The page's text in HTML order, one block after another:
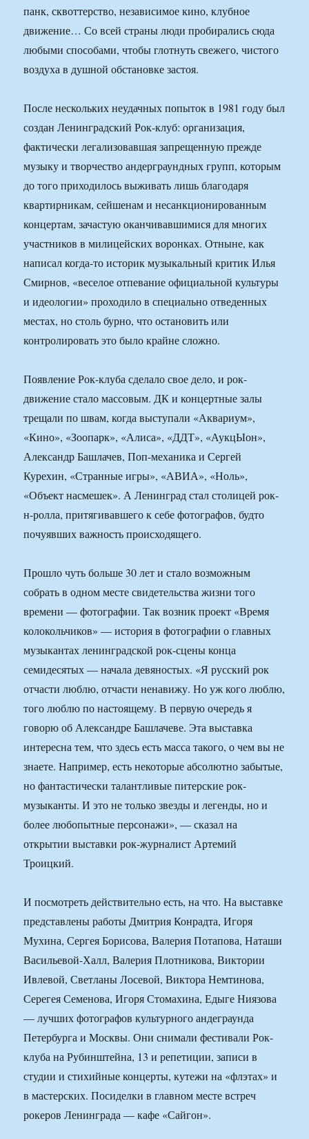
панк, сквоттерство, независимое кино, клубное
движение… Со всей страны люди пробирались сюда
любыми способами, чтобы глотнуть свежего, чистого
воздуха в душной обстановке застоя.
После нескольких неудачных попыток в 1981 году был
создан Ленинградский Рок-клуб: организация,
фактически легализовавшая запрещенную прежде
музыку и творчество андерграундных групп, которым
до того приходилось выживать лишь благодаря
квартирникам, сейшенам и несанкционированным
концертам, зачастую оканчивавшимися для многих
участников в милицейских воронках. Отныне, как
написал когда-то историк музыкальный критик Илья
Смирнов, «веселое отпевание официальной культуры
и идеологии» проходило в специально отведенных
местах, но столь бурно, что остановить или
контролировать это было крайне сложно.
Появление Рок-клуба сделало свое дело, и рок-
движение стало массовым. ДК и концертные залы
трещали по швам, когда выступали «Аквариум»,
«Кино», «Зоопарк», «Алиса», «ДДТ», «АукцЫон»,
Александр Башлачев, Поп-механика и Сергей
Курехин, «Странные игры», «АВИА», «Ноль»,
«Объект насмешек». А Ленинград стал столицей рок-
н-ролла, притягивавшего к себе фотографов, будто
почуявших важность происходящего.
Прошло чуть больше 30 лет и стало возможным
собрать в одном месте свидетельства жизни того
времени — фотографии. Так возник проект «Время
колокольчиков» — история в фотографии о главных
музыкантах ленинградской рок-сцены конца
семидесятых — начала девяностых. «Я русский рок
отчасти люблю, отчасти ненавижу. Но уж кого люблю,
того люблю по настоящему. В первую очередь я
говорю об Александре Башлачеве. Эта выставка
интересна тем, что здесь есть масса такого, о чем вы не
знаете. Например, есть некоторые абсолютно забытые,
но фантастически талантливые питерские рок-
музыканты. И это не только звезды и легенды, но и
более любопытные персонажи», — сказал на
открытии выставки рок-журналист Артемий
Троицкий.
И посмотреть действительно есть, на что. На выставке
представлены работы Дмитрия Конрадта, Игоря
Мухина, Сергея Борисова, Валерия Потапова, Наташи
Васильевой-Халл, Валерия Плотникова, Виктории
Ивлевой, Светланы Лосевой, Виктора Немтинова,
Серегея Семенова, Игоря Стомахина, Едыге Ниязова
— лучших фотографов культурного андеграунда
Петербурга и Москвы. Они снимали фестивали Рок-
клуба на Рубинштейна, 13 и репетиции, записи в
студии и стихийные концерты, кутежи на «флэтах» и
в мастерских. Посиделки в главном месте встреч
рокеров Ленинграда — кафе «Сайгон».